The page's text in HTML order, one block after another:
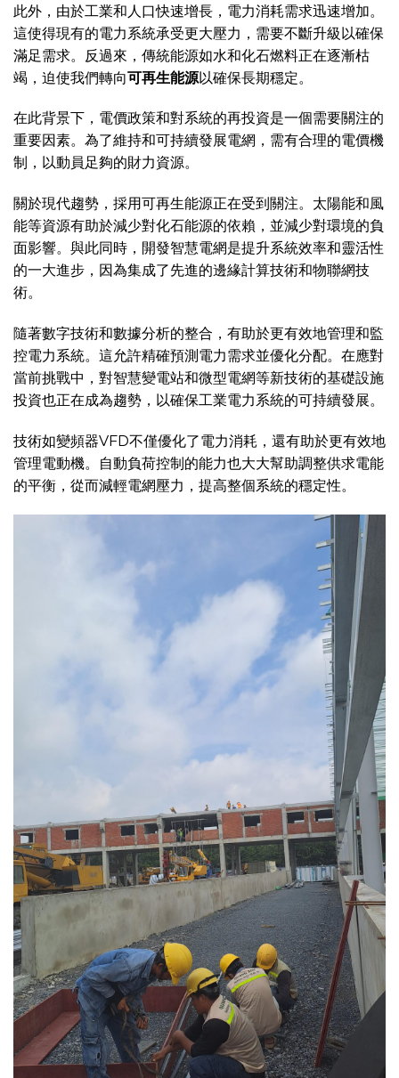
此外，由於工業和人口快速增長，電力消耗需求迅速增加。
這使得現有的電力系統承受更大壓力，需要不斷升級以確保
滿足需求。反過來，傳統能源如水和化石燃料正在逐漸枯
竭，迫使我們轉向可再生能源以確保長期穩定。
在此背景下，電價政策和對系統的再投資是一個需要關注的
重要因素。為了維持和可持續發展電網，需有合理的電價機
制，以動員足夠的財力資源。
關於現代趨勢，採用可再生能源正在受到關注。太陽能和風
能等資源有助於減少對化石能源的依賴，並減少對環境的負
面影響。與此同時，開發智慧電網是提升系統效率和靈活性
的一大進步，因為集成了先進的邊緣計算技術和物聯網技
術。
隨著數字技術和數據分析的整合，有助於更有效地管理和監
控電力系統。這允許精確預測電力需求並優化分配。在應對
當前挑戰中，對智慧變電站和微型電網等新技術的基礎設施
投資也正在成為趨勢，以確保工業電力系統的可持續發展。
技術如變頻器VFD不僅優化了電力消耗，還有助於更有效地
管理電動機。自動負荷控制的能力也大大幫助調整供求電能
的平衡，從而減輕電網壓力，提高整個系統的穩定性。